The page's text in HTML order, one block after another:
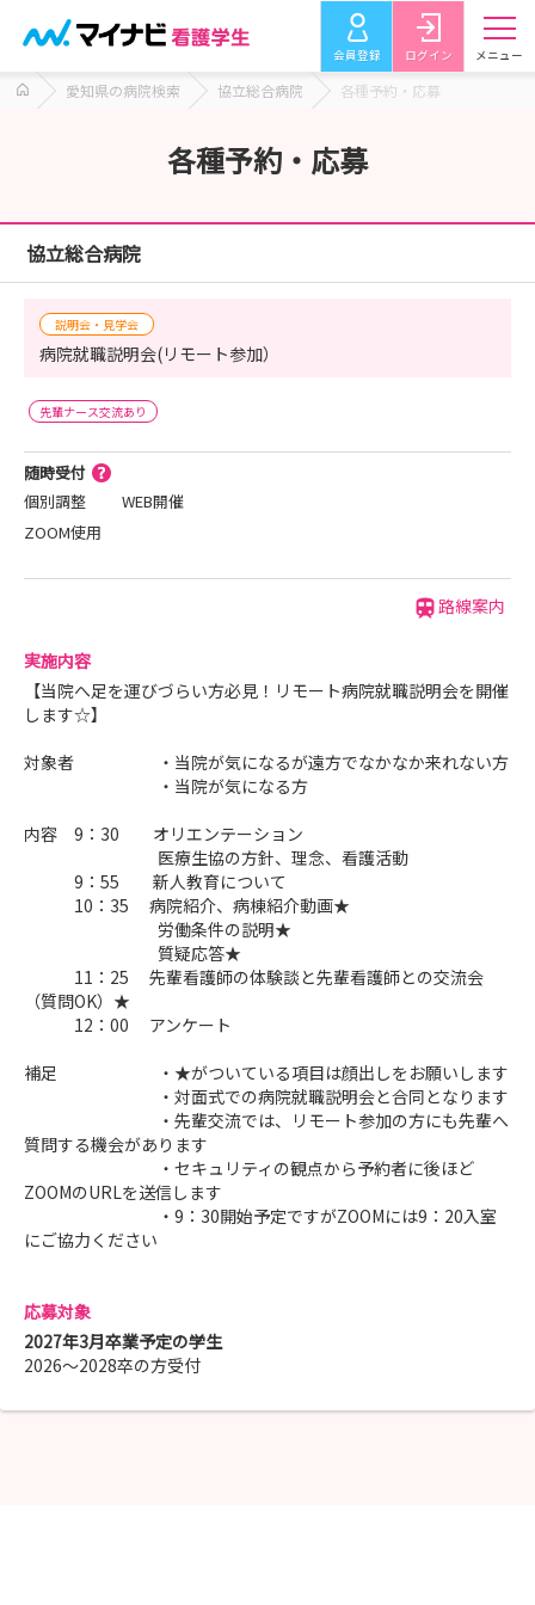
会員登録 ログイン メニュー
愛知県の病院検索 協立総合病院 各種予約・応募
各種予約・応募
協立総合病院
説明会・見学会
病院就職説明会(リモート参加）
先輩ナース交流あり
随時受付
個別調整
WEB開催
ZOOM使用
路線案内
実施内容
【当院へ足を運びづらい方必見！リモート病院就職説明会を開催
します☆】
対象者 ・当院が気になるが遠方でなかなか来れない方
・当院が気になる方
内容 9：30 オリエンテーション
医療生協の方針、理念、看護活動
9：55 新人教育について
10：35 病院紹介、病棟紹介動画★
労働条件の説明★
質疑応答★
11：25 先輩看護師の体験談と先輩看護師との交流会
（質問OK）★
12：00 アンケート
補足 ・★がついている項目は顔出しをお願いします
・対面式での病院就職説明会と合同となります
・先輩交流では、リモート参加の方にも先輩へ
質問する機会があります
・セキュリティの観点から予約者に後ほど
ZOOMのURLを送信します
・9：30開始予定ですがZOOMには9：20入室
にご協力ください
応募対象
2027年3月卒業予定の学生
2026～2028卒の方受付